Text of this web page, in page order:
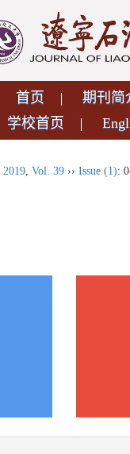
首页
期刊简
学校首页
2019, Vol. 39 ›› Issue (1):